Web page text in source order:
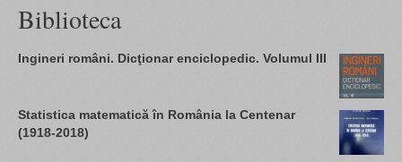
Biblioteca
Ingineri români. Dicţionar enciclopedic. Volumul III
Statistica matematică în România la Centenar
(1918-2018)